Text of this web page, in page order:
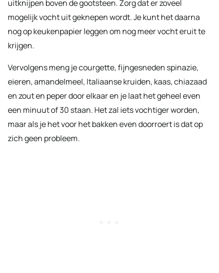
uitknijpen boven de gootsteen. Zorg dat er zoveel
mogelijk vocht uit geknepen wordt. Je kunt het daarna
nog op keukenpapier leggen om nog meer vocht eruit te
krijgen.
Vervolgens meng je courgette, fijngesneden spinazie,
eieren, amandelmeel, Italiaanse kruiden, kaas, chiazaad
en zout en peper door elkaar en je laat het geheel even
een minuut of 30 staan. Het zal iets vochtiger worden,
maar als je het voor het bakken even doorroert is dat op
zich geen probleem.